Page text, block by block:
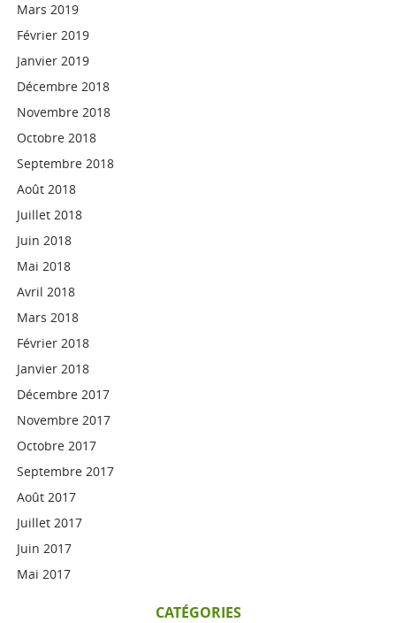
Mars 2019
Février 2019
Janvier 2019
Décembre 2018
Novembre 2018
Octobre 2018
Septembre 2018
Août 2018
Juillet 2018
Juin 2018
Mai 2018
Avril 2018
Mars 2018
Février 2018
Janvier 2018
Décembre 2017
Novembre 2017
Octobre 2017
Septembre 2017
Août 2017
Juillet 2017
Juin 2017
Mai 2017
CATÉGORIES